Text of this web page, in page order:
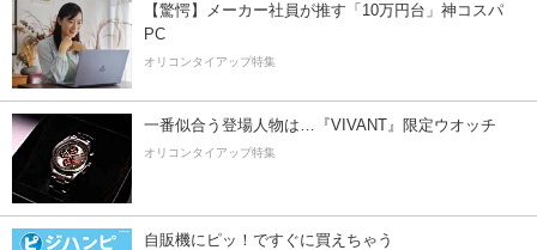
【驚愕】メーカー社員が推す「10万円台」神コスパ
PC
オリコンタイアップ特集
一番似合う登場人物は…『VIVANT』限定ウオッチ
オリコンタイアップ特集
自販機にピッ！ですぐに買えちゃう